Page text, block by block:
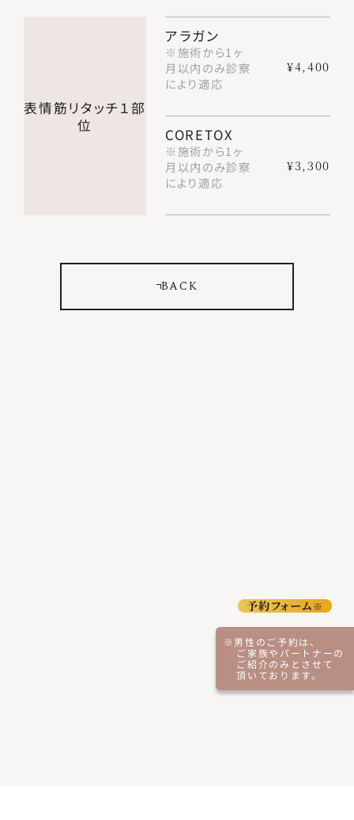
表情筋リタッチ１部
位
アラガン
※施術から1ヶ
月以内のみ診察
により適応
¥4,400
CORETOX
※施術から1ヶ
月以内のみ診察
により適応
¥3,300
BACK
予約フォーム※
※男性のご予約は、
ご家族やパートナーの
ご紹介のみとさせて
頂いております。